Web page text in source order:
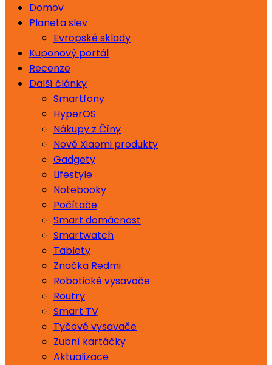
Domov
Planeta slev
Evropské sklady
Kuponový portál
Recenze
Další články
Smartfony
HyperOS
Nákupy z Číny
Nové Xiaomi produkty
Gadgety
Lifestyle
Notebooky
Počítače
Smart domácnost
Smartwatch
Tablety
Značka Redmi
Robotické vysavače
Routry
Smart TV
Tyčové vysavače
Zubní kartáčky
Aktualizace